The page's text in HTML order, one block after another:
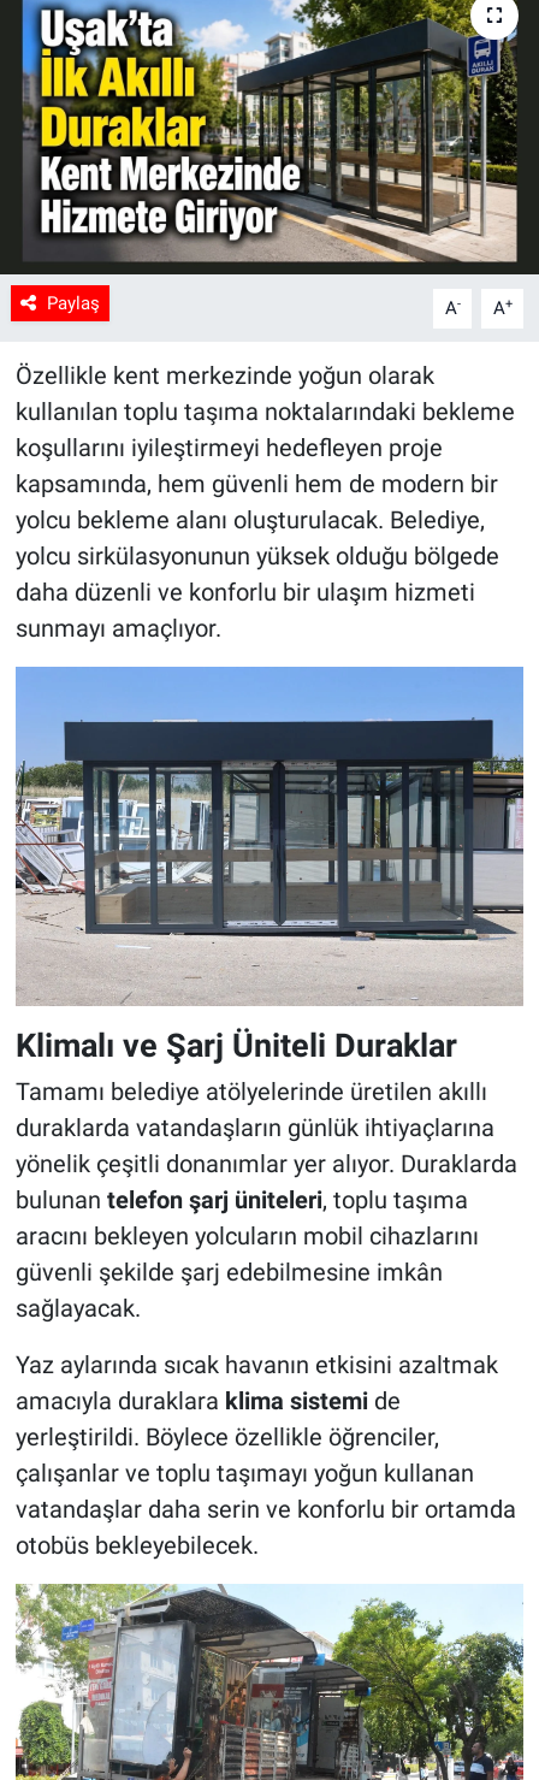
Paylaş A- A+
Özellikle kent merkezinde yoğun olarak
kullanılan toplu taşıma noktalarındaki bekleme
koşullarını iyileştirmeyi hedefleyen proje
kapsamında, hem güvenli hem de modern bir
yolcu bekleme alanı oluşturulacak. Belediye,
yolcu sirkülasyonunun yüksek olduğu bölgede
daha düzenli ve konforlu bir ulaşım hizmeti
sunmayı amaçlıyor.
Klimalı ve Şarj Üniteli Duraklar
Tamamı belediye atölyelerinde üretilen akıllı
duraklarda vatandaşların günlük ihtiyaçlarına
yönelik çeşitli donanımlar yer alıyor. Duraklarda
bulunan telefon şarj üniteleri, toplu taşıma
aracını bekleyen yolcuların mobil cihazlarını
güvenli şekilde şarj edebilmesine imkân
sağlayacak.
Yaz aylarında sıcak havanın etkisini azaltmak
amacıyla duraklara klima sistemide
yerleştirildi. Böylece özellikle öğrenciler,
çalışanlar ve toplu taşımayı yoğun kullanan
vatandaşlar daha serin ve konforlu bir ortamda
otobüs bekleyebilecek.